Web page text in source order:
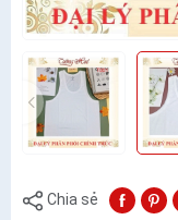
Chia sẻ